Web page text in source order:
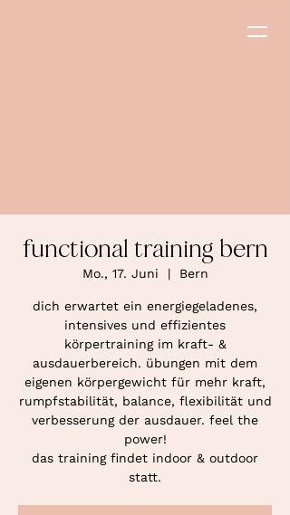
functional training bern
Mo., 17. Juni
  |
Bern
dich erwartet ein energiegeladenes,
intensives und effizientes
körpertraining im kraft- &
ausdauerbereich. übungen mit dem
eigenen körpergewicht für mehr kraft,
rumpfstabilität, balance, flexibilität und
verbesserung der ausdauer. feel the
power!
das training findet indoor & outdoor
statt.